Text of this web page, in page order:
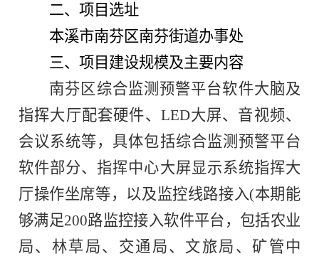
二、项目选址
本溪市南芬区南芬街道办事处
三、项目建设规模及主要内容
南芬区综合监测预警平台软件大脑及
指挥大厅配套硬件、LED大屏、音视频、
会议系统等，具体包括综合监测预警平台
软件部分、指挥中心大屏显示系统指挥大
厅操作坐席等，以及监控线路接入(本期能
够满足200路监控接入软件平台，包括农业
局、林草局、交通局、文旅局、矿管中